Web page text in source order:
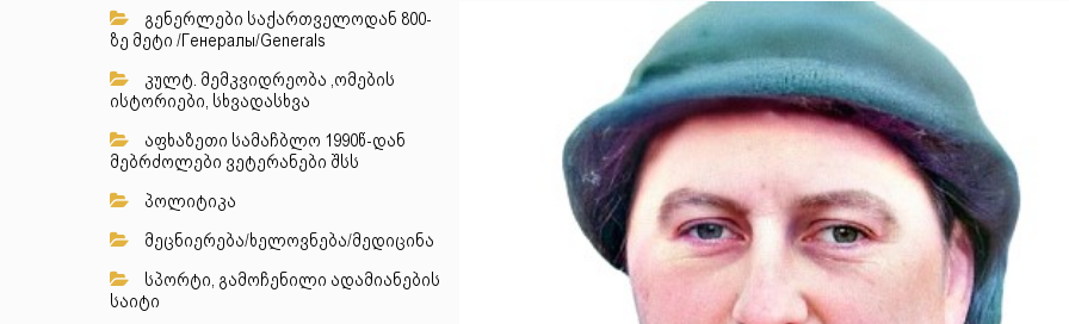
გენერლები საქართველოდან 800-
ზე მეტი /Генералы/Generals
კულტ. მემკვიდრეობა ,ომების
ისტორიები, სხვადასხვა
აფხაზეთი სამაჩბლო 1990წ-დან
მებრძოლები ვეტერანები შსს
პოლიტიკა
მეცნიერება/ხელოვნება/მედიცინა
სპორტი, გამოჩენილი ადამიანების
საიტი